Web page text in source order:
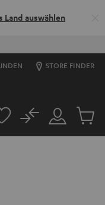
Land auswählen
STORE FINDER
Mein
Konto
No
Artikel